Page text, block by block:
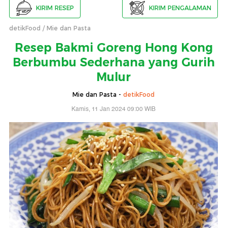
KIRIM RESEP KIRIM PENGALAMAN
detikFood Mie dan Pasta
Resep Bakmi Goreng Hong Kong
Berbumbu Sederhana yang Gurih
Mulur
Mie dan Pasta - detikFood
Kamis, 11 Jan 2024 09:00 WIB